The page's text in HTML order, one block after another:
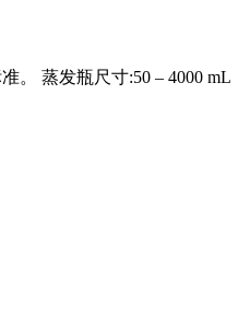
。 蒸发瓶尺寸:50 – 4000 mL